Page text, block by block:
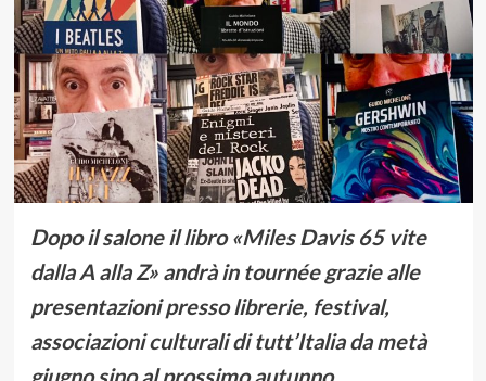
Dopo il salone il libro «Miles Davis 65 vite
dalla A alla Z» andrà in tournée grazie alle
presentazioni presso librerie, festival,
associazioni culturali di tutt’Italia da metà